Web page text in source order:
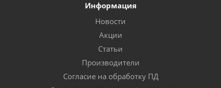
Информация
Новости
Акции
Статьи
Производители
Согласие на обработку ПД